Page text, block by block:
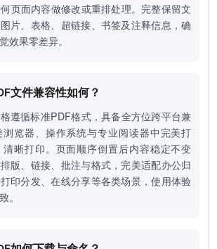
页面内容做修改或重排处理。完整保留文
片、表格、超链接、书签及注释信息，确
效果零差异。
文件兼容性如何？
遵循标准PDF格式，具备全方位跨平台兼
览器、操作系统与专业阅读器中完美打
晰打印。页面顺序倒置后内容稳定不变
版、链接、批注与格式，完美适配办公归
印分发、在线分享等各类场景，使用体验
。